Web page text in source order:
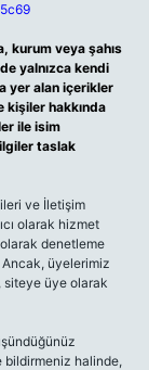
kurum veya şahıs
yalnızca kendi
yer alan içerikler
kişiler hakkında
ile isim
taslak
ve İletişim
olarak hizmet
denetleme
Ancak, üyelerimiz
siteye üye olarak
bildirmeniz halinde,